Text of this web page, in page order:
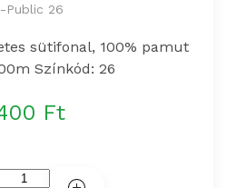
Public 26
sütifonal, 100% pamut
Színkód: 26
Ft